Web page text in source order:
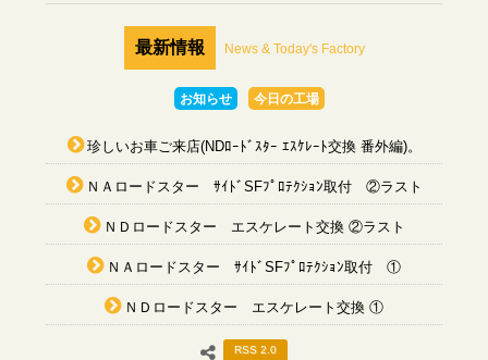
最新情報 News & Today's Factory
お知らせ 今日の工場
珍しいお車ご来店(NDﾛｰﾄﾞｽﾀｰ ｴｽｹﾚｰﾄ交換 番外編)。
ＮＡロードスター ｻｲﾄﾞSFﾌﾟﾛﾃｸｼｮﾝ取付 ②ラスト
ＮＤロードスター エスケレート交換 ②ラスト
ＮＡロードスター ｻｲﾄﾞSFﾌﾟﾛﾃｸｼｮﾝ取付 ①
ＮＤロードスター エスケレート交換 ①
RSS 2.0